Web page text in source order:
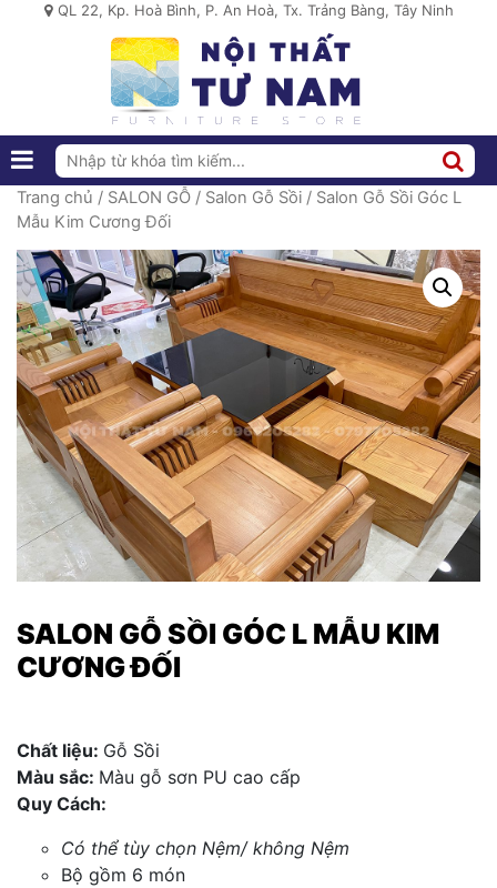
QL 22, Kp. Hoà Bình, P. An Hoà, Tx. Trảng Bàng, Tây Ninh
Trang chủ / SALON GỖ / Salon Gỗ Sồi / Salon Gỗ Sồi Góc L
Mẫu Kim Cương Đối
SALON GỖ SỒI GÓC L MẪU KIM
CƯƠNG ĐỐI
Chất liệu: Gỗ Sồi
Màu sắc: Màu gỗ sơn PU cao cấp
Quy Cách:
Có thể tùy chọn Nệm/ không Nệm
Bộ gồm 6 món